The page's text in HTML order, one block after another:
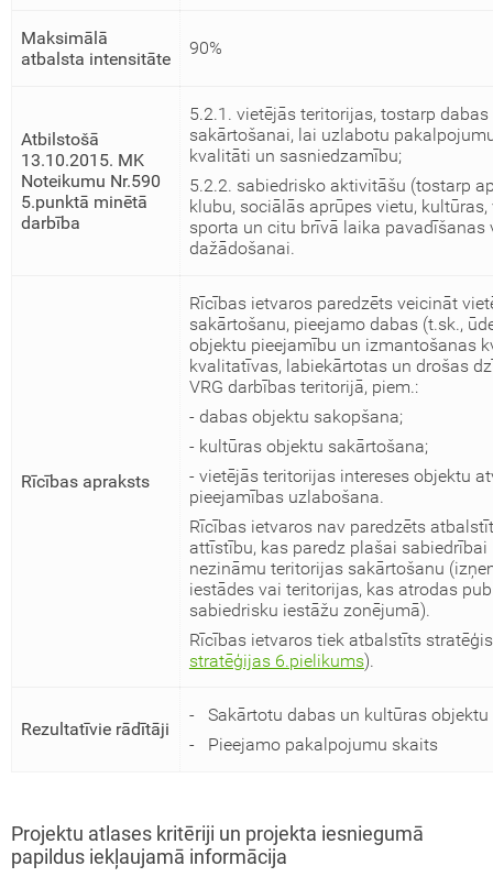
Maksimālā
atbalsta intensitāte
90%
Atbilstošā
13.10.2015. MK
Noteikumu Nr.590
5.punktā minētā
darbība
5.2.1. vietējās teritorijas, tostarp
sakārtošanai, lai uzlabotu
kvalitāti un sasniedzamību;
5.2.2. sabiedrisko aktivitāšu (tostarp
klubu, sociālās aprūpes vietu,
sporta un citu brīvā laika pavadīšanas
dažādošanai.
Rīcības apraksts
Rīcības ietvaros paredzēts veicināt
sakārtošanu, pieejamo dabas (t.sk.,
objektu pieejamību un izmantošanas
kvalitatīvas, labiekārtotas un drošas
VRG darbības teritorijā, piem.:
- dabas objektu sakopšana;
- kultūras objektu sakārtošana;
- vietējās teritorijas intereses objektu
pieejamības uzlabošana.
Rīcības ietvaros nav paredzēts
attīstību, kas paredz plašai
nezināmu teritorijas sakārtošanu
iestādes vai teritorijas, kas atrodas
sabiedrisku iestāžu zonējumā).
Rīcības ietvaros tiek atbalstīts
stratēģijas 6.pielikums).
Rezultatīvie rādītāji
- Sakārtotu dabas un kultūras objektu
- Pieejamo pakalpojumu skaits
Projektu atlases kritēriji un projekta iesniegumā
papildus iekļaujamā informācija